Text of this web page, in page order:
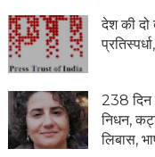
देश की
238 दिन
निधन,
लिबास,